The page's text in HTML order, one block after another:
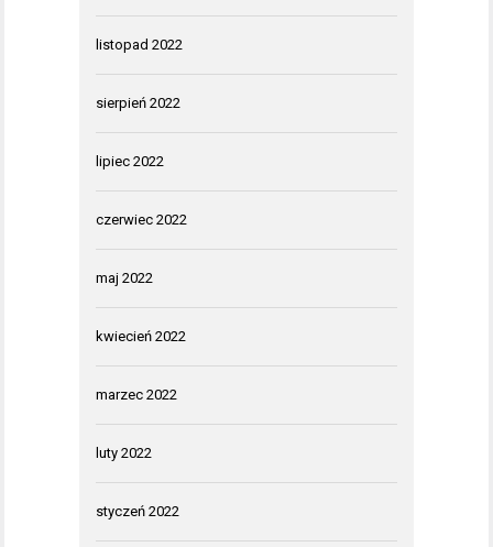
listopad 2022
sierpień 2022
lipiec 2022
czerwiec 2022
maj 2022
kwiecień 2022
marzec 2022
luty 2022
styczeń 2022